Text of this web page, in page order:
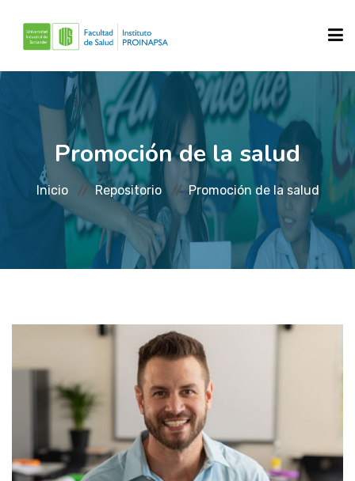
SOBRE NOSOTROS
QUE HACEMOS?
CONTACTANOS
Promoción de la salud
Inicio Repositorio Promoción de la salud